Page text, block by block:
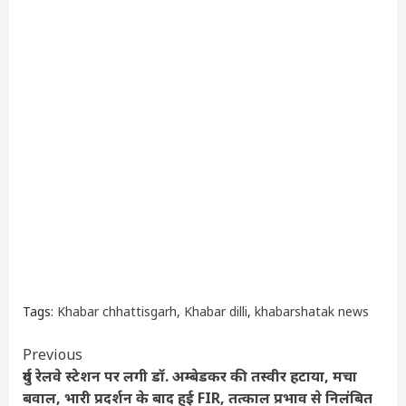
Tags: Khabar chhattisgarh, Khabar dilli, khabarshatak news
Continue
Reading
Previous
दुर्ग रेलवे स्टेशन पर लगी डॉ. अम्बेडकर की तस्वीर हटाया, मचा
बवाल, भारी प्रदर्शन के बाद हुई FIR, तत्काल प्रभाव से निलंबित